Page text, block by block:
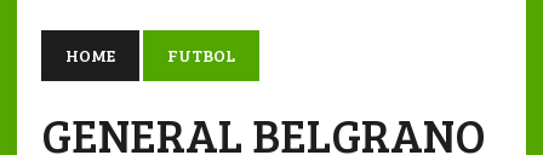
HOME FUTBOL
GENERAL BELGRANO